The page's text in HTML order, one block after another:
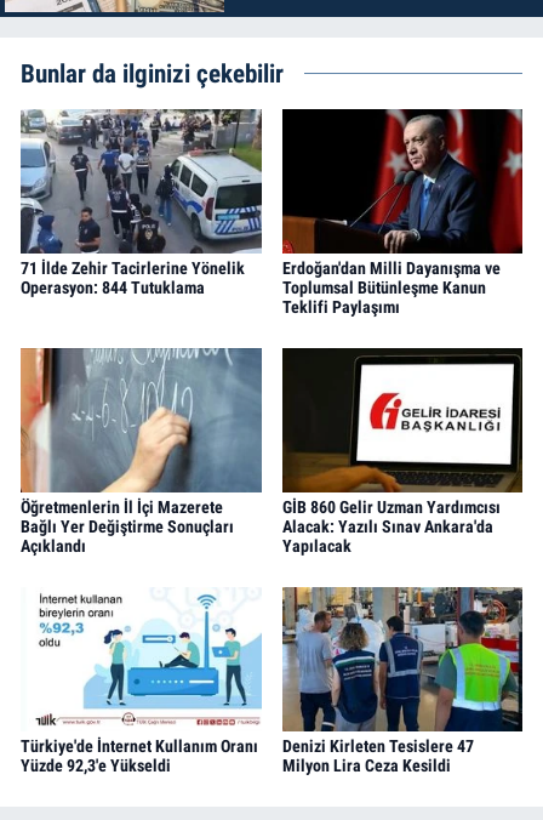
Bunlar da ilginizi çekebilir
71 İlde Zehir Tacirlerine Yönelik
Operasyon: 844 Tutuklama
Erdoğan'dan Milli Dayanışma ve
Toplumsal Bütünleşme Kanun
Teklifi Paylaşımı
Öğretmenlerin İl İçi Mazerete
Bağlı Yer Değiştirme Sonuçları
Açıklandı
GİB 860 Gelir Uzman Yardımcısı
Alacak: Yazılı Sınav Ankara'da
Yapılacak
Türkiye'de İnternet Kullanım Oranı
Yüzde 92,3'e Yükseldi
Denizi Kirleten Tesislere 47
Milyon Lira Ceza Kesildi